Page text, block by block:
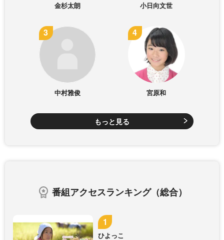
金杉太朗 小日向文世
中村雅俊 宮原和
もっと見る
番組アクセスランキング（総合）
ひよっこ